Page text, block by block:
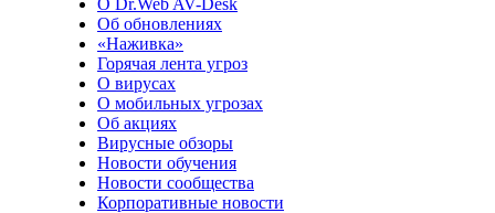
Об обновлениях
«Наживка»
Горячая лента угроз
О вирусах
О мобильных угрозах
Об акциях
Вирусные обзоры
Новости обучения
Новости сообщества
Корпоративные новости